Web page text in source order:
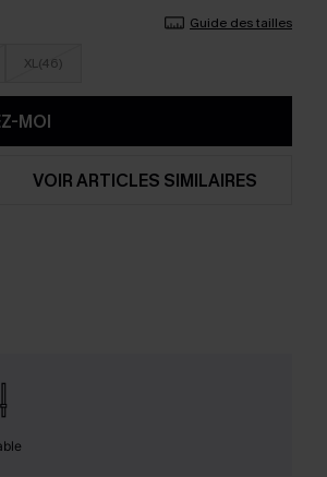
Guide des tailles
XL(46)
MOI
VOIR ARTICLES SIMILAIRES